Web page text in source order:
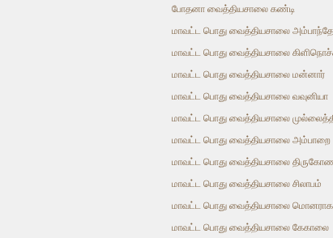
போதனா வைத்தியசாலை கண்டி
மாவட்ட பொது வைத்தியசாலை
மாவட்ட பொது வைத்தியசாலை
மாவட்ட பொது வைத்தியசாலை மன்னார்
மாவட்ட பொது வைத்தியசாலை வவுனியா
மாவட்ட பொது வைத்தியசாலை
மாவட்ட பொது வைத்தியசாலை அம்பாறை
மாவட்ட பொது வைத்தியசாலை
மாவட்ட பொது வைத்தியசாலை சிலாபம்
மாவட்ட பொது வைத்தியசாலை
மாவட்ட பொது வைத்தியசாலை கேகாலை